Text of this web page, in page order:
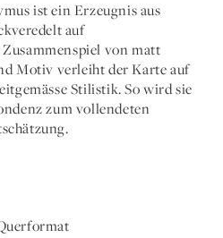
ist ein Erzeugnis aus
auf
von matt
Motiv verleiht der Karte auf
Stilistik. So wird sie
zum vollendeten